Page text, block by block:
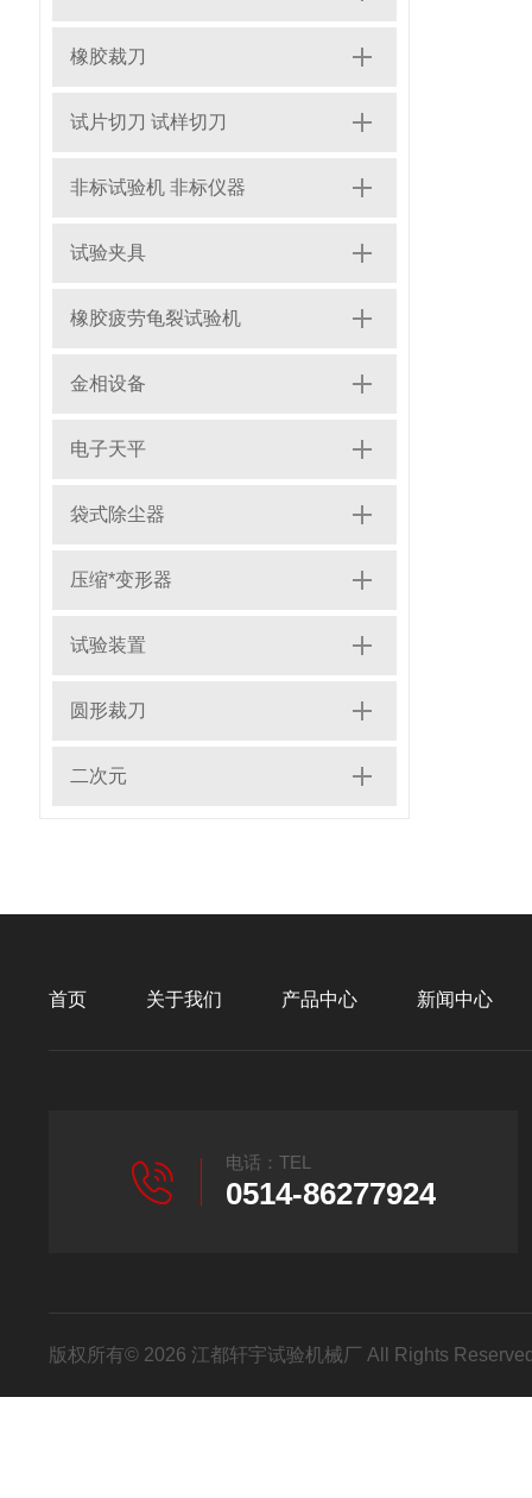
橡胶裁刀
试片切刀 试样切刀
非标试验机 非标仪器
试验夹具
橡胶疲劳龟裂试验机
金相设备
电子天平
袋式除尘器
压缩*变形器
试验装置
圆形裁刀
二次元
首页 关于我们 产品中心 新闻中心
电话：TEL
0514-86277924
版权所有© 2026 江都轩宇试验机械厂 All Rights